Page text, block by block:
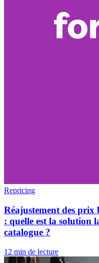
Repricing
Réajustement des prix
: quelle est la solution
catalogue ?
12 min de lecture